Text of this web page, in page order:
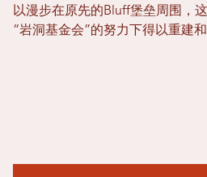
以漫步在原先的Bluff堡垒周围，
“岩洞基金会”的努力下得以重建和